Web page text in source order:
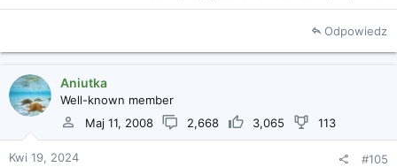
Odpowiedz
Aniutka
Well-known member
Maj 11, 2008
2,668 3,065 113
Kwi 19, 2024 #105